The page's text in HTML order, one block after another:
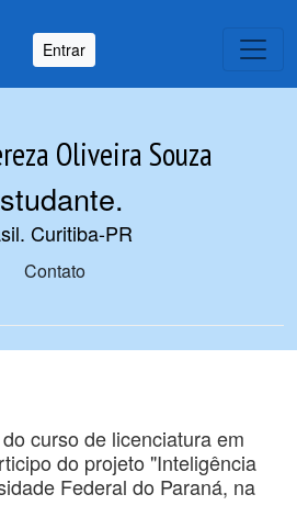
Entrar
Oliveira Souza
.
Curitiba-PR
Contato
curso de licenciatura em
do projeto "Inteligência
Federal do Paraná, na